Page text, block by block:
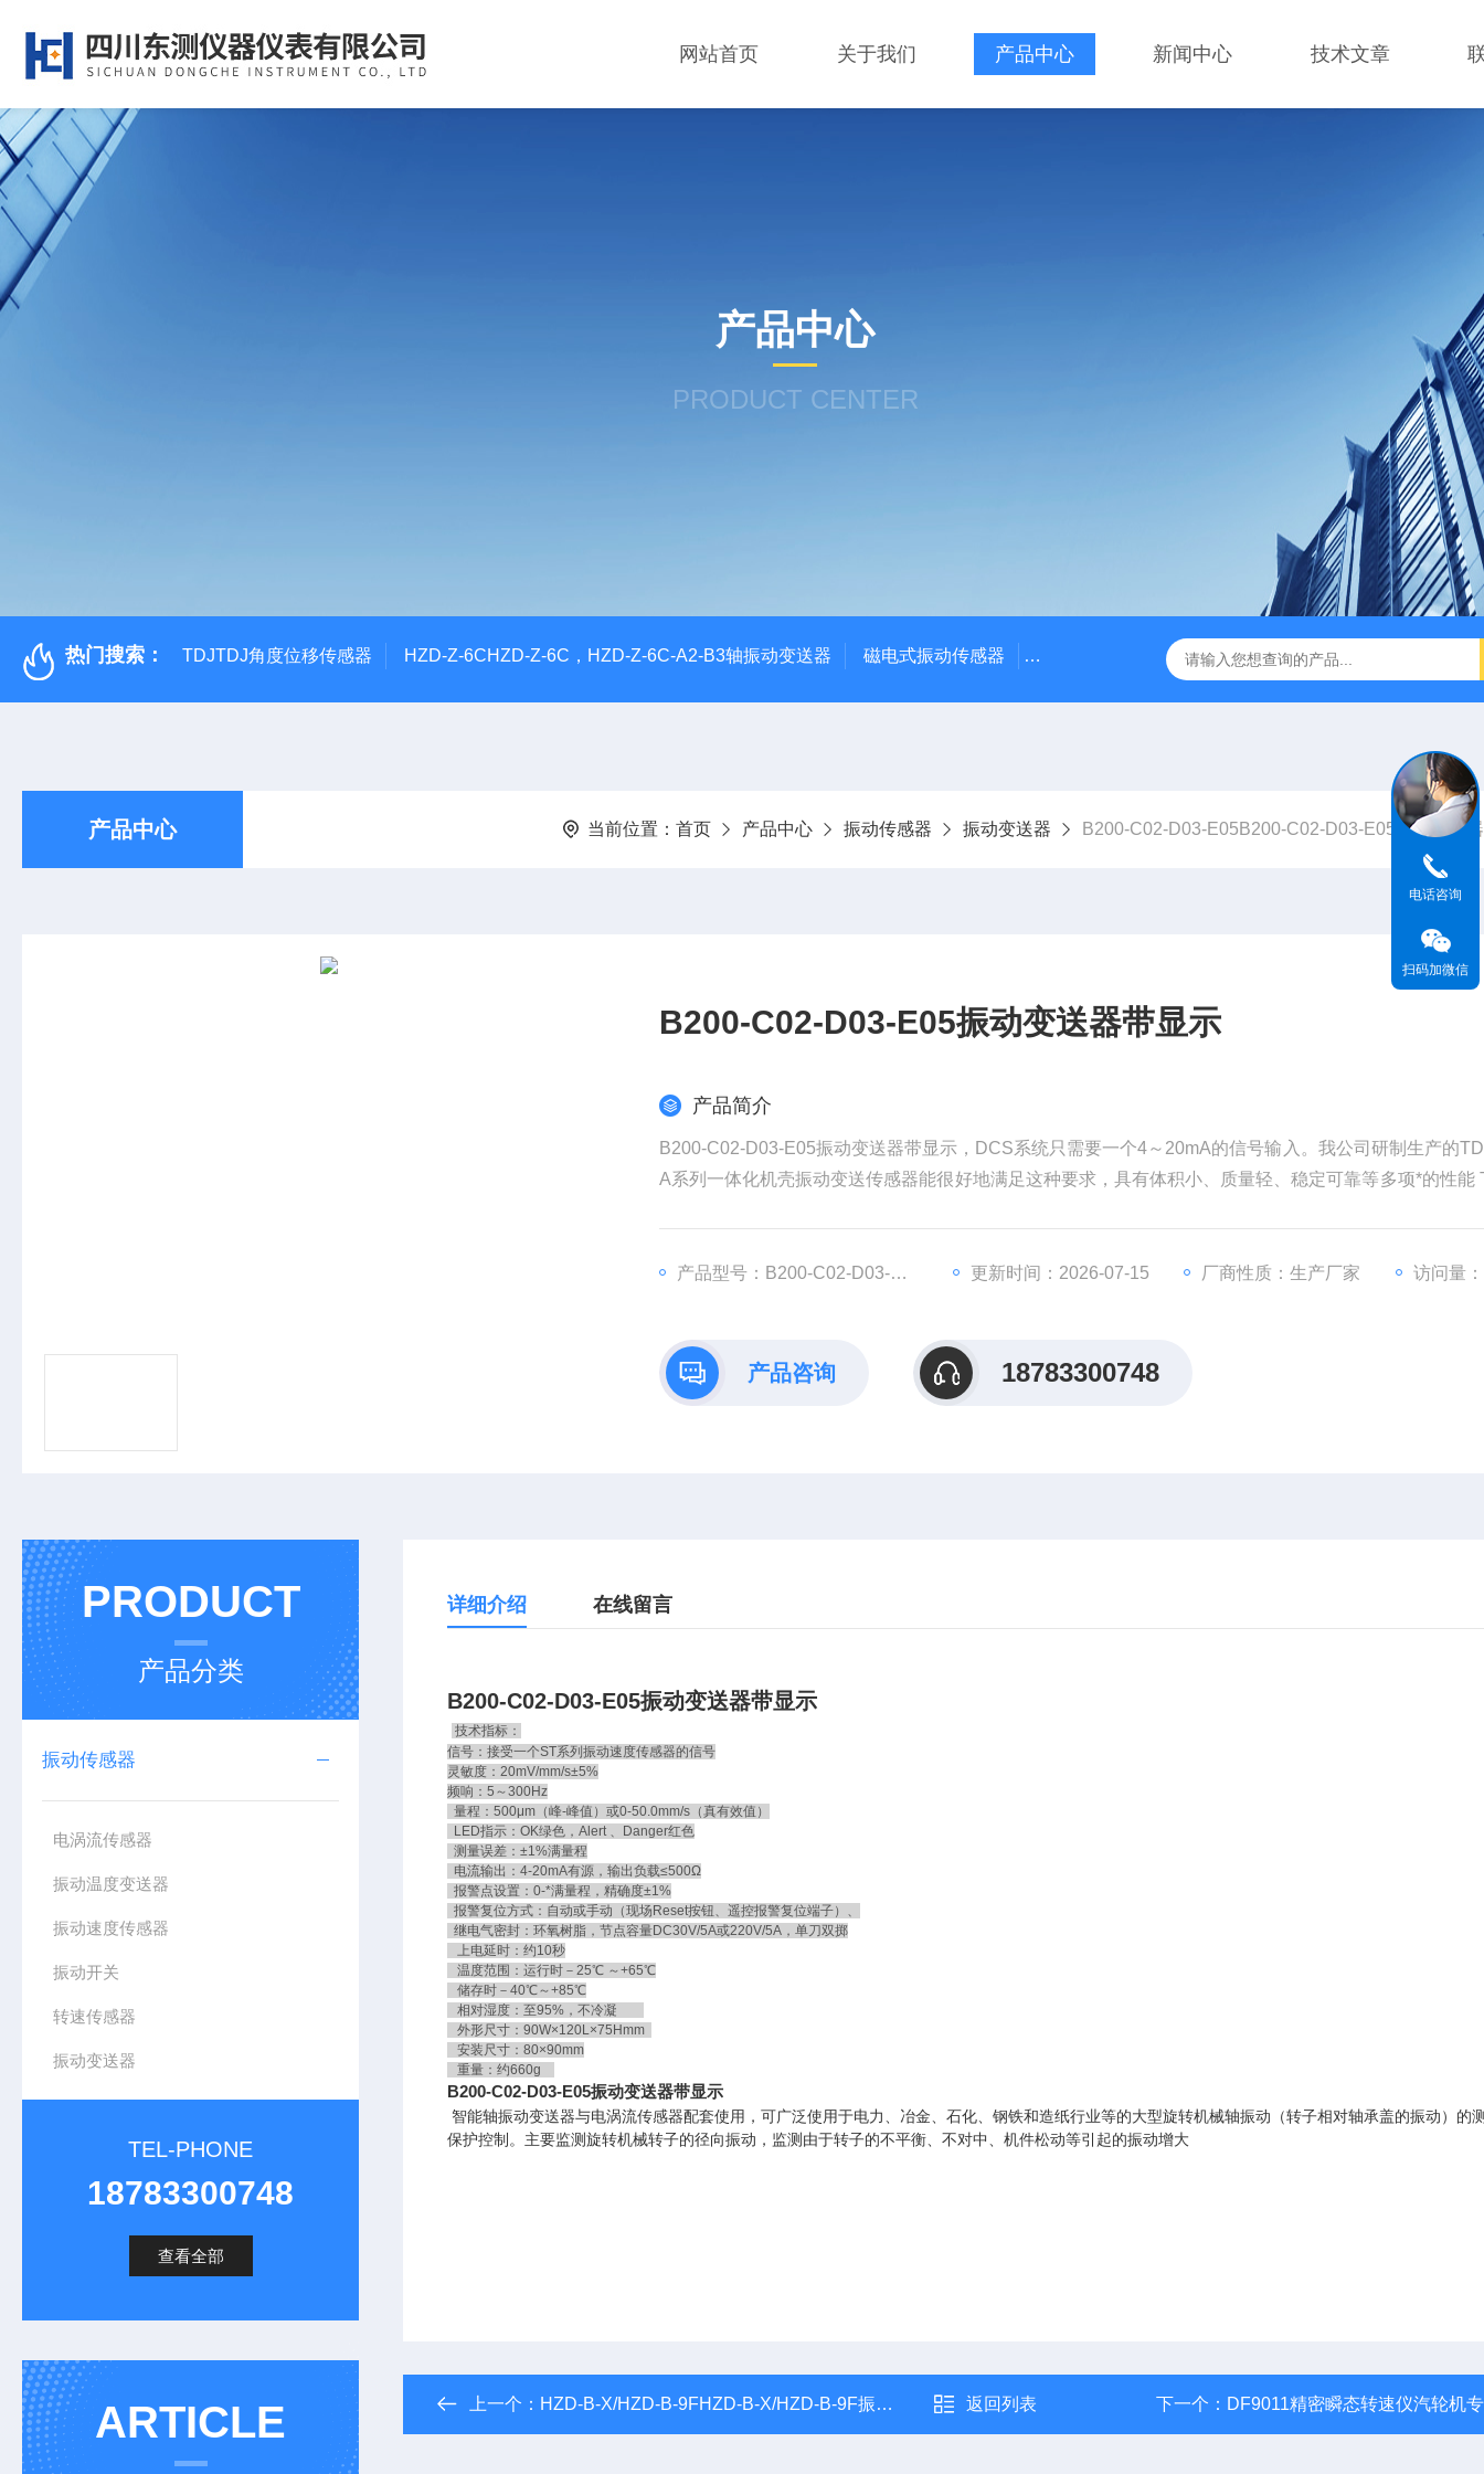
网站首页 关于我们 产品中心 新闻中心 技术文章
产品中心
PRODUCT CENTER
热门搜索： TDJTDJ角度位移传感器 HZD-Z-6CHZD-Z-6C，HZD-Z-6C-A2-B3轴振动变送器 磁电式振动传感器 NE3100电涡流位移传感器 三轴振动传感器 加速度
产品中心 当前位置： 首页 产品中心 振动传感器 振动变送器 B200-C02-D03-E05B200-C02-D03-E05振动变送
B200-C02-D03-E05振动变送器带显示
产品简介
B200-C02-D03-E05振动变送器带显示，DCS系统只需要一个4～20mA的信号输入。我公司研制生产的
A系列一体化机壳振动变送传感器能很好地满足这种要求，具有体积小、质量轻、稳定可靠等多项*的性能
产品型号：B200-C02-D03-E05 更新时间：2026-07-15 厂商性质：生产厂家 访问量
产品咨询 18783300748
PRODUCT
产品分类
振动传感器
电涡流传感器
振动温度变送器
振动速度传感器
振动开关
转速传感器
振动变送器
TEL-PHONE
18783300748
查看全部
ARTICLE
详细介绍 在线留言
B200-C02-D03-E05振动变送器带显示
技术指标：
信号：接受一个ST系列振动速度传感器的信号
灵敏度：20mV/mm/s±5%
频响：5～300Hz
量程：500μm（峰-峰值）或0-50.0mm/s（真有效值）
LED指示：OK绿色，Alert 、Danger红色
测量误差：±1%满量程
电流输出：4-20mA有源，输出负载≤500Ω
报警点设置：0-*满量程，精确度±1%
报警复位方式：自动或手动（现场Reset按钮、遥控报警复位端子）、
继电气密封：环氧树脂，节点容量DC30V/5A或220V/5A，单刀双掷
上电延时：约10秒
温度范围：运行时－25℃ ～+65℃
储存时－40℃～+85℃
相对湿度：至95%，不冷凝
外形尺寸：90W×120L×75Hmm
安装尺寸：80×90mm
重量：约660g
B200-C02-D03-E05振动变送器带显示
智能轴振动变送器与电涡流传感器配套使用，可广泛使用于电力、冶金、石化、钢铁和造纸行业等的大型旋转机械轴振动（转子相对轴承盖的振动）的
保护控制。主要监测旋转机械转子的径向振动，监测由于转子的不平衡、不对中、机件松动等引起的振动增大
上一个： HZD-B-X/HZD-B-9FHZD-B-X/HZD-B-9F振动探头振动变送器 返回列表 下一个： DF9011精密瞬态转速仪汽轮机
电话咨询
扫码加微信